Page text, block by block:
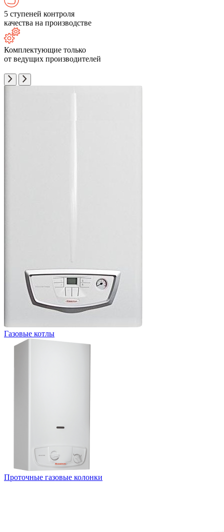
5 ступеней контроля
качества на производстве
Комплектующие только
от ведущих производителей
Газовые котлы
Проточные газовые колонки